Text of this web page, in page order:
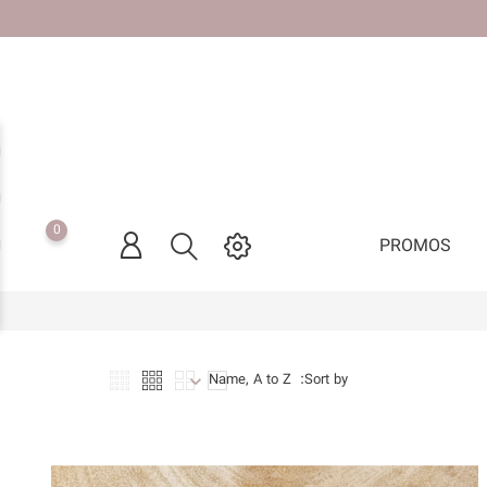
PROMOS
0
Sort by:
Name, A to Z